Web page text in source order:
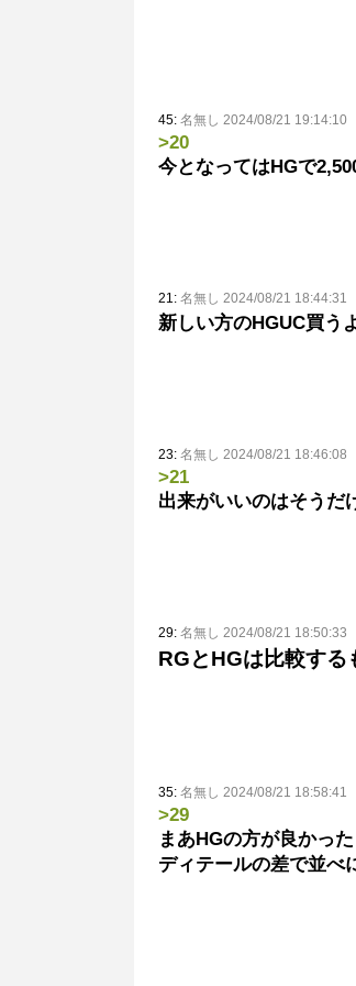
45: 名無し 2024/08/21 19:14:10
>20
今となってはHGで
21: 名無し 2024/08/21 18:44:31
新しい方のHGUC買う
23: 名無し 2024/08/21 18:46:08
>21
出来がいいのはそうだ
29: 名無し 2024/08/21 18:50:33
RGとHGは比較する
35: 名無し 2024/08/21 18:58:41
>29
まあHGの方が良かっ
ディテールの差で並べ